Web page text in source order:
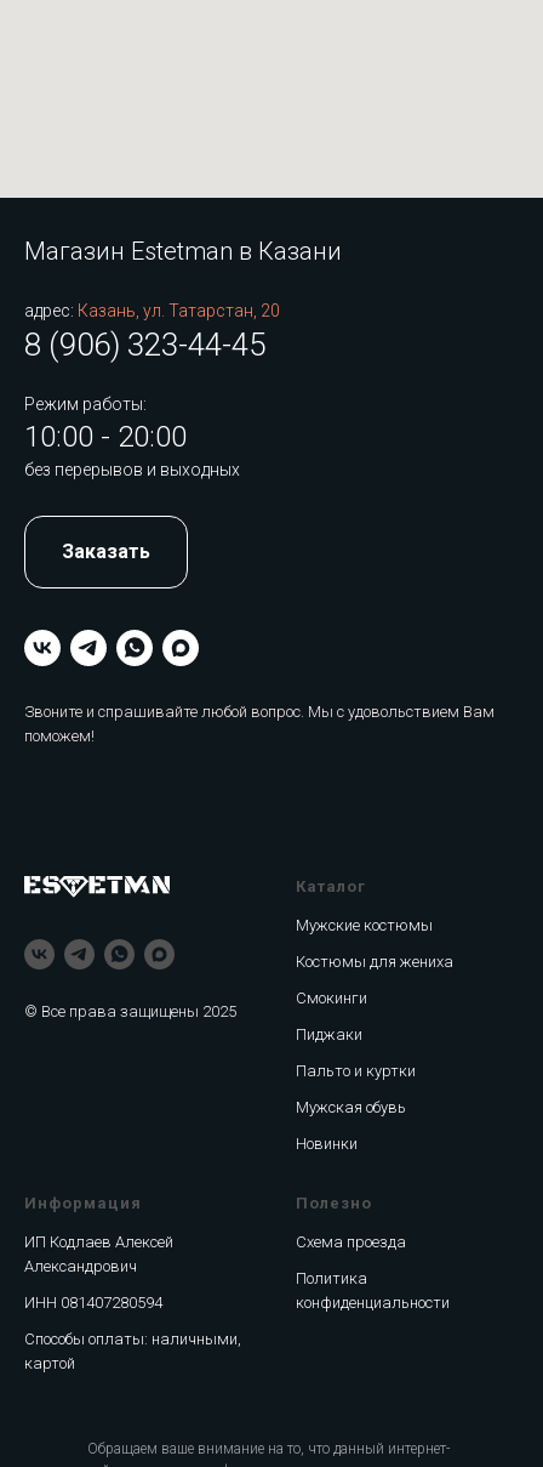
Магазин Estetman в Казани
адрес: Казань, ул. Татарстан, 20
8 (906) 323-44-45
Режим работы:
10:00 - 20:00
без перерывов и выходных
Заказать
Звоните и спрашивайте любой вопрос. Мы с удовольствием Вам
поможем!
© Все права защищены 2025
Каталог
Мужские костюмы
Костюмы для жениха
Смокинги
Пиджаки
Пальто и куртки
Мужская обувь
Новинки
Информация
ИП Кодлаев Алексей
Александрович
ИНН 081407280594
Способы оплаты: наличными,
картой
Полезно
Схема проезда
Политика
конфиденциальности
Обращаем ваше внимание на то, что данный интернет-